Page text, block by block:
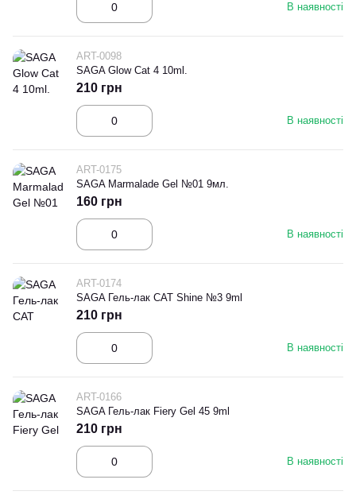
В наявності
ART-0098
SAGA Glow Cat 4 10ml.
В наявності
210 грн
ART-0175
SAGA Marmalade Gel №01 9мл.
В наявності
160 грн
ART-0174
SAGA Гель-лак CAT Shine №3 9ml
В наявності
210 грн
ART-0166
SAGA Гель-лак Fiery Gel 45 9ml
В наявності
210 грн